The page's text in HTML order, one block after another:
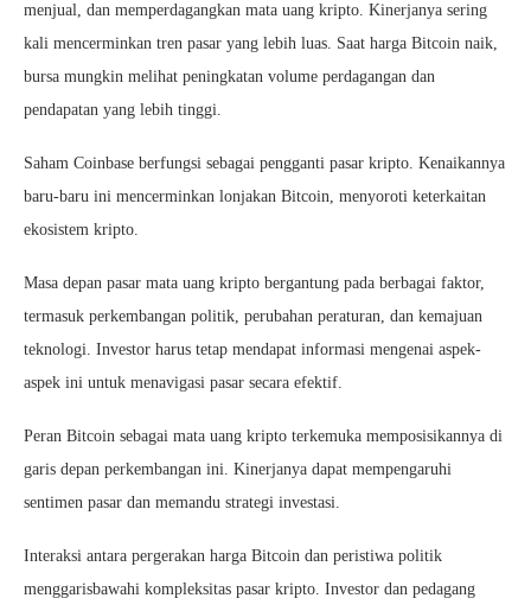
menjual, dan memperdagangkan mata uang kripto. Kinerjanya sering
kali mencerminkan tren pasar yang lebih luas. Saat harga Bitcoin naik,
bursa mungkin melihat peningkatan volume perdagangan dan
pendapatan yang lebih tinggi.
Saham Coinbase berfungsi sebagai pengganti pasar kripto. Kenaikannya
baru-baru ini mencerminkan lonjakan Bitcoin, menyoroti keterkaitan
ekosistem kripto.
Masa depan pasar mata uang kripto bergantung pada berbagai faktor,
termasuk perkembangan politik, perubahan peraturan, dan kemajuan
teknologi. Investor harus tetap mendapat informasi mengenai aspek-
aspek ini untuk menavigasi pasar secara efektif.
Peran Bitcoin sebagai mata uang kripto terkemuka memposisikannya di
garis depan perkembangan ini. Kinerjanya dapat mempengaruhi
sentimen pasar dan memandu strategi investasi.
Interaksi antara pergerakan harga Bitcoin dan peristiwa politik
menggarisbawahi kompleksitas pasar kripto. Investor dan pedagang